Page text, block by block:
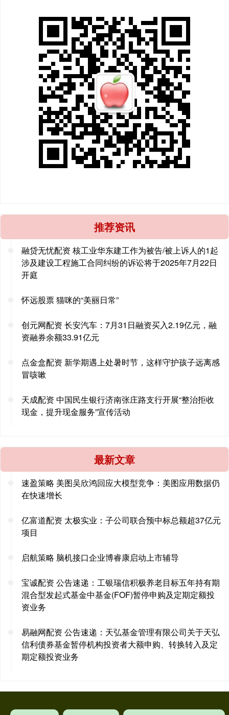
推荐资讯
融贷无忧配资 核工业华东建工作为被告/被上诉人的1起
涉及建设工程施工合同纠纷的诉讼将于2025年7月22日
开庭
怀远股票 猫咪的“美丽日常”
创元网配资 长安汽车：7月31日融资买入2.19亿元，融
资融券余额33.91亿元
点金盒配资 新学期遇上处暑时节，这样守护孩子远离感
冒咳嗽
天成配资 中国民生银行济南张庄路支行开展“整治拒收
现金，提升现金服务”宣传活动
最新文章
速盈策略 美图吴欣鸿回应大模型竞争：美图应用数据仍
在快速增长
亿富道配资 太极实业：子公司联合预中标总额超37亿元
项目
启航策略 脑机接口企业博睿康启动上市辅导
宝诚配资 公告速递：工银瑞信积极养老目标五年持有期
混合型发起式基金中基金(FOF)暂停申购及定期定额投
资业务
易融网配资 公告速递：天弘基金管理有限公司关于天弘
信利债券基金暂停机构投资者大额申购、转换转入及定
期定额投资业务